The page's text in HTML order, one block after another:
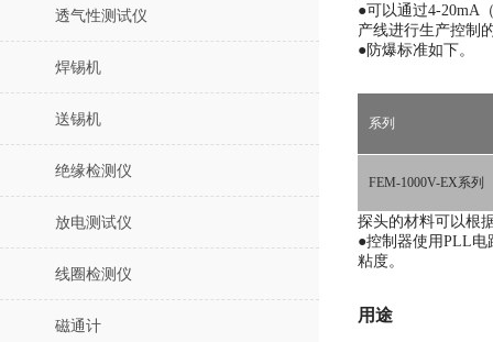
透气性测试仪
焊锡机
送锡机
绝缘检测仪
放电测试仪
线圈检测仪
磁通计
●可以通过4-20mA
产线进行生产控制
●防爆标准如下。
系列
FEM-1000V-EX系列
探头的材料可以根
●控制器使用PLL电
粘度。
用途